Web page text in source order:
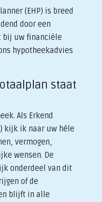
(EHP) is breed
door een
bij uw financiële
hypotheekadvies
staat
Als Erkend
kijk ik naar uw héle
vermogen,
wensen. De
onderdeel van dit
of de
blijft in alle